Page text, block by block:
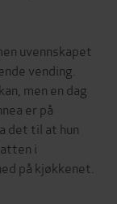
uvennskapet
vending.
men en dag
er på
det til at hun
i
på kjøkkenet.